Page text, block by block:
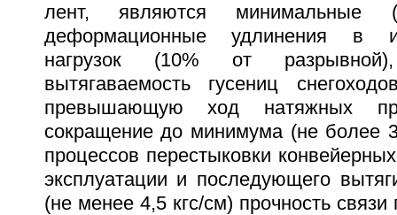
лент, являются
деформационные удлинения в
нагрузок (10% от
вытягаваемость гусениц
превышающую ход натяжных
сокращение до минимума (не более
процессов перестыковки
эксплуатации и последующего
(не менее 4,5 кгс/см) прочность связи